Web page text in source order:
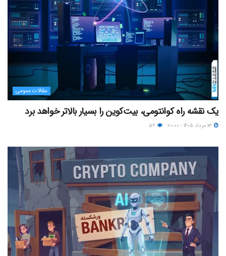
مقالات عمومی
یک نقشه راه کوانتومی، بیت‌کوین را بسیار بالاتر خواهد برد